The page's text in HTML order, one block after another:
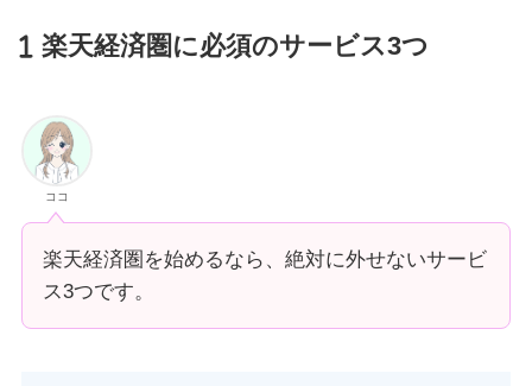
楽天経済圏に必須のサービス3つ
ココ
楽天経済圏を始めるなら、絶対に外せないサービ
ス3つです。